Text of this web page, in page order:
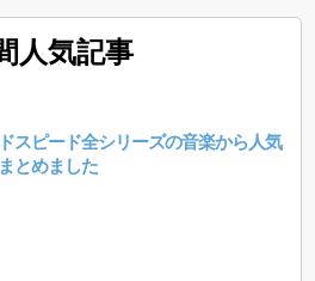
人気記事
スピード全シリーズの音楽から人気
とめました